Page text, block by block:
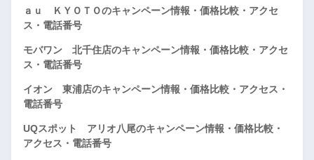
ａｕ ＫＹＯＴＯのキャンペーン情報・価格比較・アクセ
ス・電話番号
モバワン 北千住店のキャンペーン情報・価格比較・アクセ
ス・電話番号
イオン 東浦店のキャンペーン情報・価格比較・アクセス・
電話番号
UQスポット アリオ八尾のキャンペーン情報・価格比較・
アクセス・電話番号